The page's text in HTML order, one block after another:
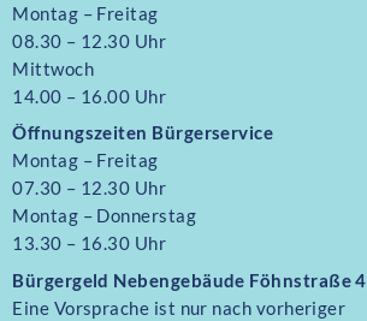
Montag – Freitag
08.30 – 12.30 Uhr
Mittwoch
14.00 – 16.00 Uhr
Öffnungszeiten Bürgerservice
Montag – Freitag
07.30 – 12.30 Uhr
Montag – Donnerstag
13.30 – 16.30 Uhr
Bürgergeld Nebengebäude Föhnstraße 4
Eine Vorsprache ist nur nach vorheriger